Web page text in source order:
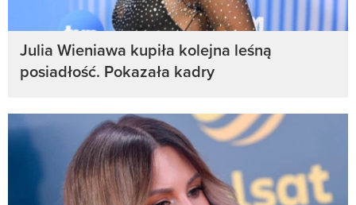
Julia Wieniawa kupiła kolejna leśną
posiadłość. Pokazała kadry